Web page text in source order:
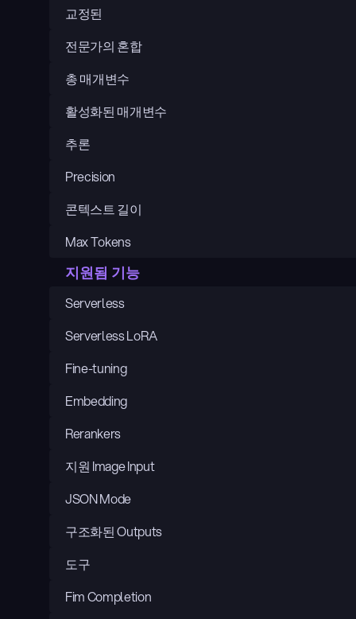
교정된
전문가의 혼합
총 매개변수
활성화된 매개변수
추론
Precision
콘텍스트 길이
Max Tokens
지원됨 기능
Serverless
Serverless LoRA
Fine-tuning
Embedding
Rerankers
지원 Image Input
JSON Mode
구조화된 Outputs
도구
Fim Completion